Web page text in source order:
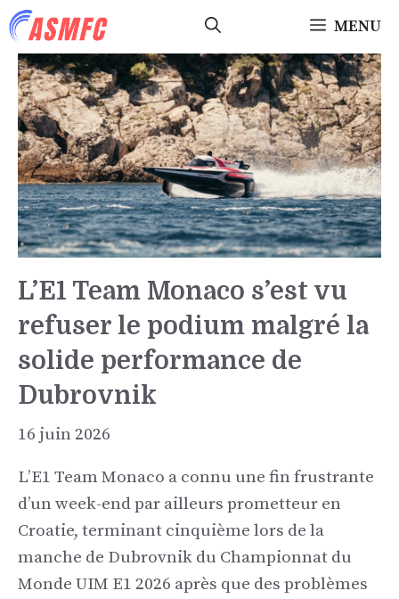
Aller
au
contenu
MENU
L’E1 Team Monaco s’est vu
refuser le podium malgré la
solide performance de
Dubrovnik
16 juin 2026
L’E1 Team Monaco a connu une fin frustrante
d’un week-end par ailleurs prometteur en
Croatie, terminant cinquième lors de la
manche de Dubrovnik du Championnat du
Monde UIM E1 2026 après que des problèmes